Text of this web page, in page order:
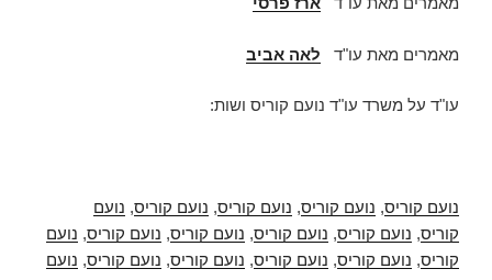
מאמרים מאת עו"ד לאה אביב
עו"ד על משרד עו"ד נועם קוריס ושות:
נועם קוריס, נועם קוריס, נועם קוריס, נועם קוריס, נועם
קוריס, נועם קוריס, נועם קוריס, נועם קוריס, נועם קוריס, נועם
קוריס, נועם קוריס, נועם קוריס, נועם קוריס, נועם קוריס, נועם